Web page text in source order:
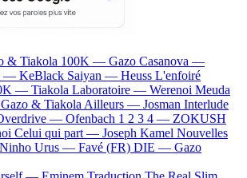
& Tiakola 100K — Gazo Casanova —
— KeBlack Saiyan — Heuss L'enfoiré
— Tiakola Laboratoire — Werenoi Meuda
Gazo & TiakolaAilleurs — Josman Interlude
— Ofenbach 1 2 3 4 — ZOKUSH
Celui qui part — Joseph Kamel Nouvelles
Ninho Urus — Favé (FR) DIE — Gazo